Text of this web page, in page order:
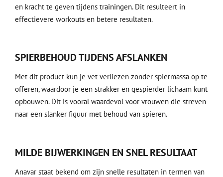
en kracht te geven tijdens trainingen. Dit resulteert in
effectievere workouts en betere resultaten.
SPIERBEHOUD TIJDENS AFSLANKEN
Met dit product kun je vet verliezen zonder spiermassa op te
offeren, waardoor je een strakker en gespierder lichaam kunt
opbouwen. Dit is vooral waardevol voor vrouwen die streven
naar een slanker figuur met behoud van spieren.
MILDE BIJWERKINGEN EN SNEL RESULTAAT
Anavar staat bekend om zijn snelle resultaten in termen van